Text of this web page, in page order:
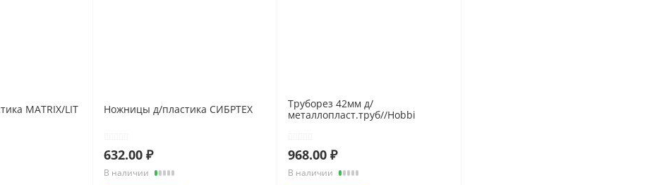
Ванны, поддоны
Напольные покрытия
РАСПРОДАЖА
MATRIX/LIT Ножницы д/пластика СИБРТЕХ
632.00 ₽
В наличии
Труборез 42мм д/
металлопласт.труб//Hobbi
968.00 ₽
В наличии